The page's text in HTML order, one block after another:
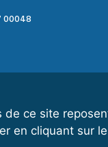
ce site
en cliquant sur
00048
: